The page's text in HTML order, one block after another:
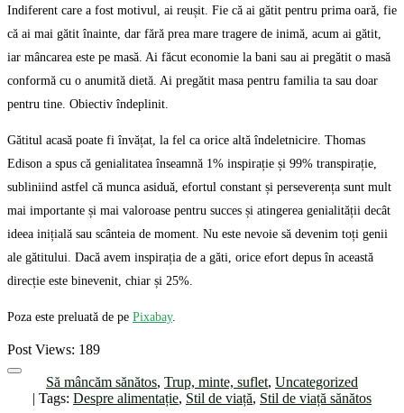
Indiferent care a fost motivul, ai reușit. Fie că ai gătit pentru prima oară, fie
că ai mai gătit înainte, dar fără prea mare tragere de inimă, acum ai gătit,
iar mâncarea este pe masă. Ai făcut economie la bani sau ai pregătit o masă
conformă cu o anumită dietă. Ai pregătit masa pentru familia ta sau doar
pentru tine. Obiectiv îndeplinit.
Gătitul acasă poate fi învățat, la fel ca orice altă îndeletnicire. Thomas
Edison a spus că genialitatea înseamnă 1% inspirație și 99% transpirație,
subliniind astfel că munca asiduă, efortul constant și perseverența sunt mult
mai importante și mai valoroase pentru succes și atingerea genialității decât
ideea inițială sau scânteia de moment. Nu este nevoie să devenim toți genii
ale gătitului. Dacă avem inspirația de a găti, orice efort depus în această
direcție este binevenit, chiar și 25%.
Poza este preluată de pe Pixabay.
Post Views: 189
Să mâncăm sănătos, Trup, minte, suflet, Uncategorized
| Tags: Despre alimentație, Stil de viață, Stil de viață sănătos